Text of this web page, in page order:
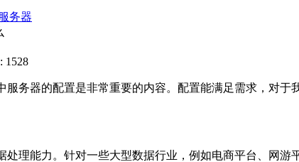
务器
1528
务器的配置是非常重要的内容。配置能满足需求，对
理能力。针对一些大型数据行业，例如电商平台、网